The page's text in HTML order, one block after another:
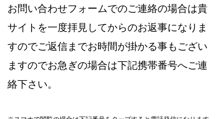
お問い合わせフォームでのご連絡の場合は貴
サイトを一度拝見してからのお返事になりま
すのでご返信までお時間が掛かる事もござい
ますのでお急ぎの場合は下記携帯番号へご連
絡下さい。